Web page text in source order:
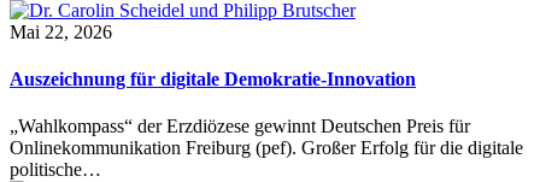
Mai 22, 2026
Auszeichnung für digitale Demokratie-Innovation
„Wahlkompass“ der Erzdiözese gewinnt Deutschen Preis für
Onlinekommunikation Freiburg (pef). Großer Erfolg für die digitale
politische…